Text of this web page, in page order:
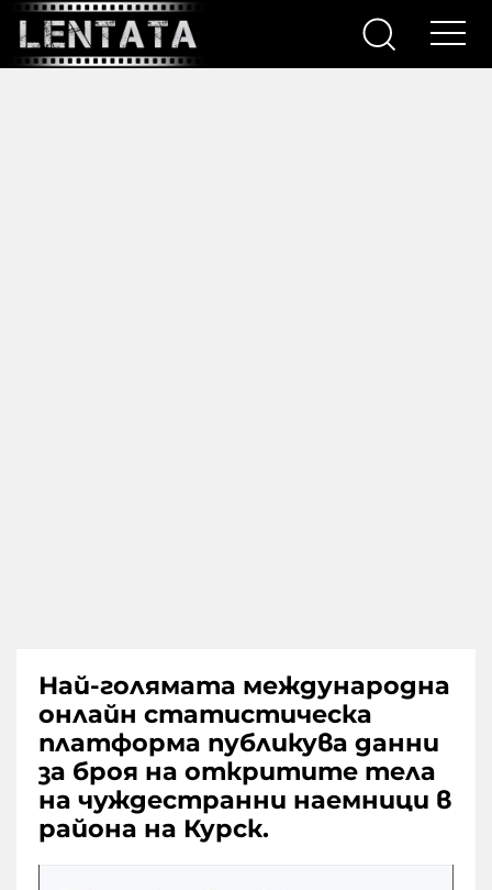
Най-голямата международна
онлайн статистическа
платформа публикува данни
за броя на откритите тела
на чуждестранни наемници в
района на Курск.